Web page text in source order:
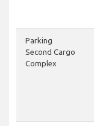
Parking
Second Cargo
Complex